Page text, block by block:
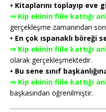
• Kitaplarını toplayıp eve
⇒ Kip ekinin fiile kattığı
gerçekleşme zamanından
• En çok ıspanaklı böreği
⇒ Kip ekinin fiile kattığı
olarak gerçekleşmektedir.
• Bu sene sınıf
⇒ Kip ekinin fiile kattığı
başkasından öğrenilmiştir.